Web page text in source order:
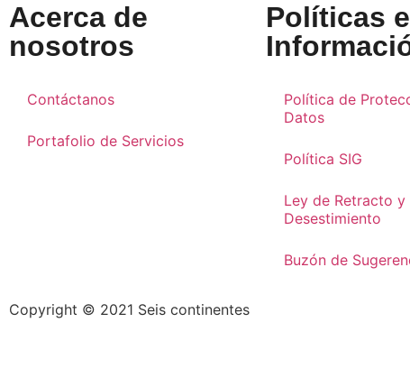
Acerca de
nosotros
Contáctanos
Portafolio de Servicios
Políticas e
Política de
Datos
Política SIG
Ley de Retracto y
Desestimiento
Buzón de
Copyright © 2021 Seis continentes